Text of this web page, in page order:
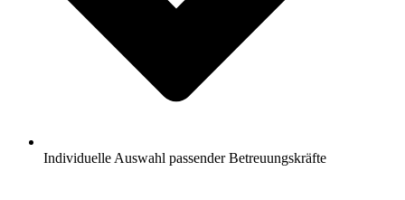
Individuelle Auswahl passender Betreuungskräfte